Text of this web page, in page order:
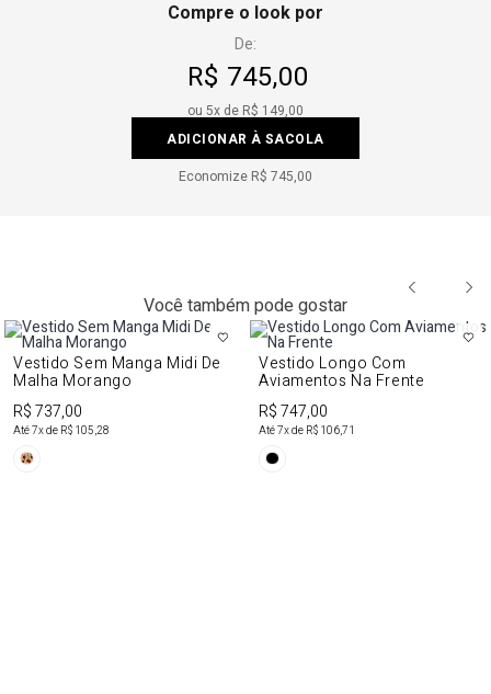
Compre o look por
De:
R$ 745,00
ou 5x de R$ 149,00
ADICIONAR À SACOLA
Economize R$ 745,00
Você também pode gostar
Vestido Sem Manga Midi De
Malha Morango
R$ 737,00
Até7x de R$ 105,28
Vestido Longo Com
Aviamentos Na Frente
R$ 747,00
Até7x de R$ 106,71